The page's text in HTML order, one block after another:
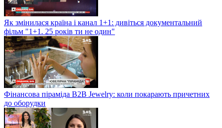
Як змінилася країна і канал 1+1: дивіться документальний
фільм "1+1. 25 років ти не один"
Фінансова піраміда B2B Jewelry: коли покарають причетних
до оборудки